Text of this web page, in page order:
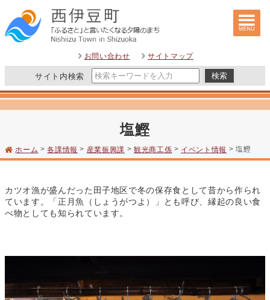
お問い合わせ サイトマップ
サイト内検索
塩鰹
ホーム >各課情報 > 産業振興課 > 観光商工係 > イベント情報 > 塩鰹
カツオ漁が盛んだった田子地区で冬の保存食として昔から作られ
ています。「正月魚（しょうがつよ）」とも呼び、縁起の良い食
べ物としても知られています。